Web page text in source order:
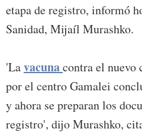
etapa de registro, informó
Sanidad, Mijaíl Murashko.
'Lavacunacontra el nuevo
por el centro Gamalei
y ahora se preparan los
registro', dijo Murashko,